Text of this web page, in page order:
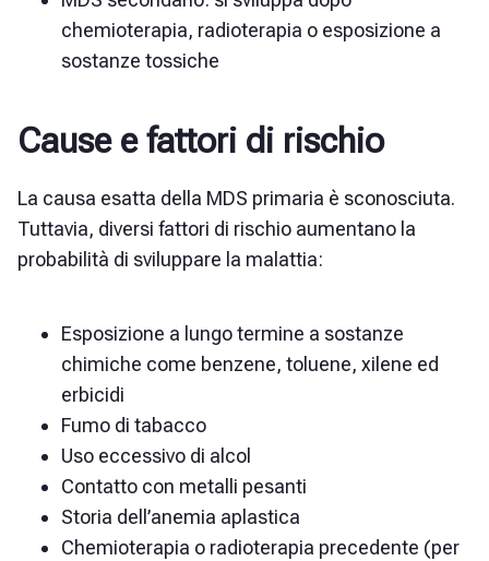
chemioterapia, radioterapia o esposizione a
sostanze tossiche
Cause e fattori di rischio
La causa esatta della MDS primaria è sconosciuta.
Tuttavia, diversi fattori di rischio aumentano la
probabilità di sviluppare la malattia:
Esposizione a lungo termine a sostanze
chimiche come benzene, toluene, xilene ed
erbicidi
Fumo di tabacco
Uso eccessivo di alcol
Contatto con metalli pesanti
Storia dell’anemia aplastica
Chemioterapia o radioterapia precedente (per